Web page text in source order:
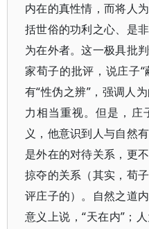
内在的真性情，而将人
括世俗的功利之心、是
为在外者。这一极具批
家荀子的批评，说庄子
有“性伪之辨”，强调人
力相当重视。但是，庄
义，他意识到人与自然
是外在的对待关系，更
掠夺的关系（其实，荀
评庄子的）。自然之道
意义上说，“天在内”；